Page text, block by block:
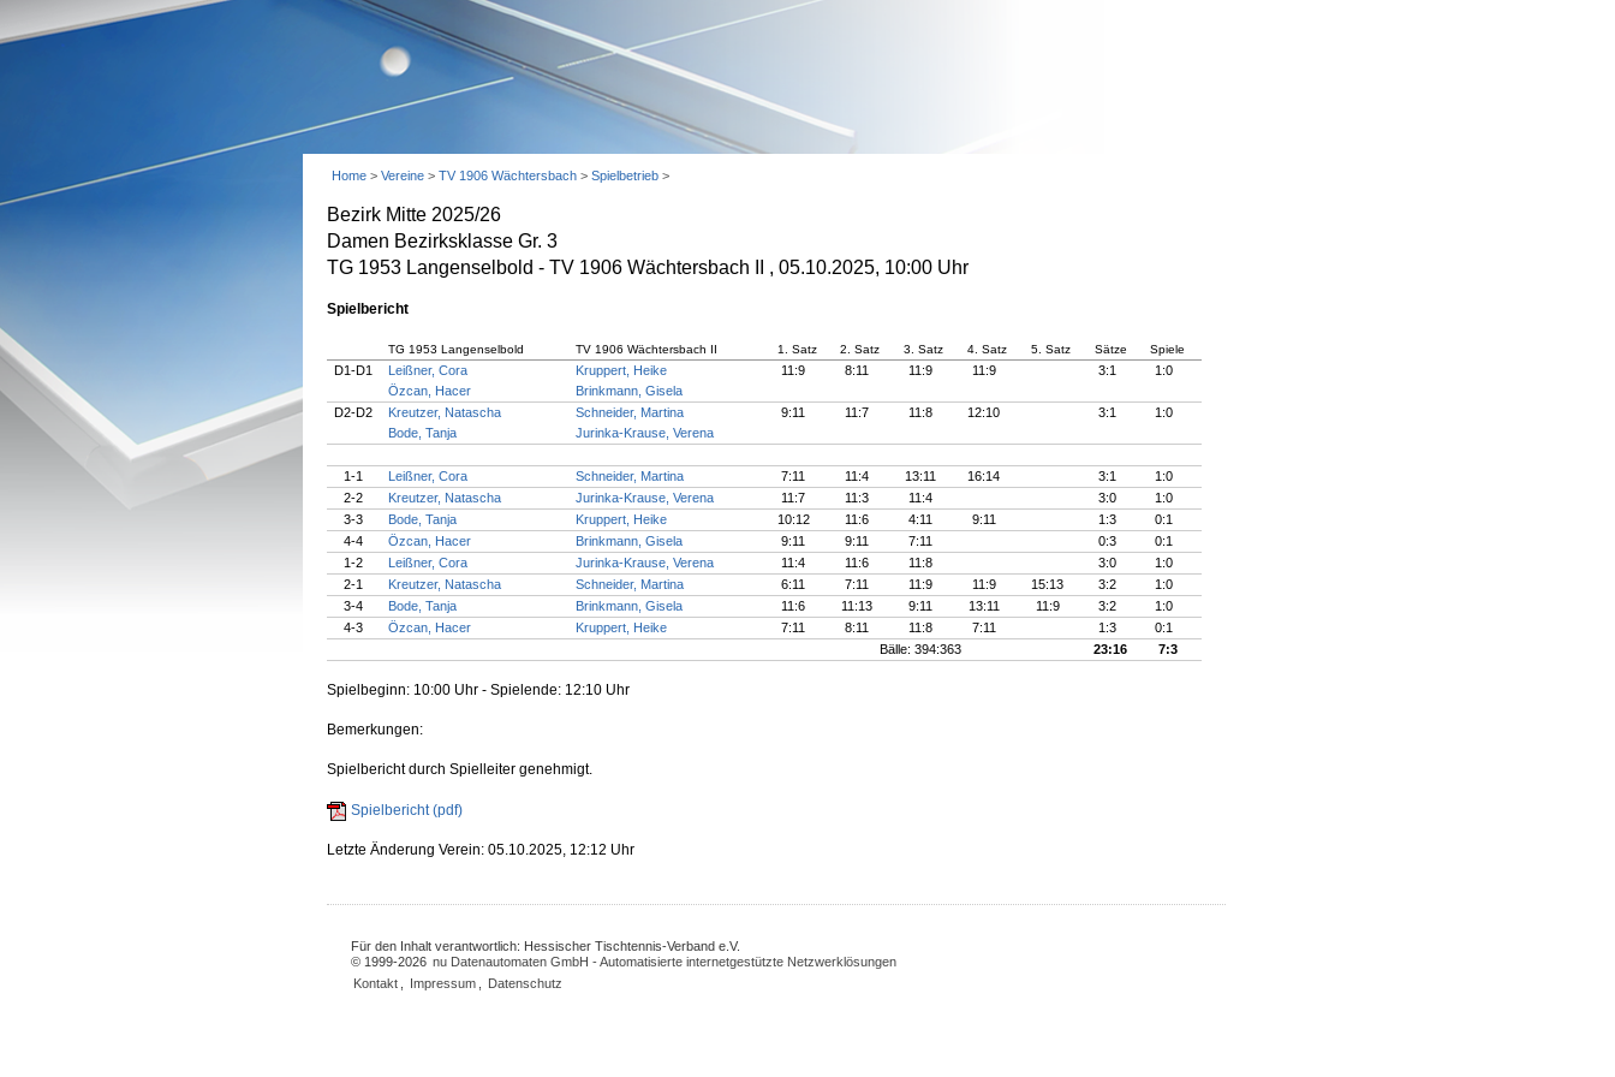
Home > Vereine > TV 1906 Wächtersbach > Spielbetrieb >
Bezirk Mitte 2025/26
Damen Bezirksklasse Gr. 3
TG 1953 Langenselbold - TV 1906 Wächtersbach II , 05.10.2025, 10:00 Uhr
Spielbericht
TG 1953 Langenselbold TV 1906 Wächtersbach II 1. Satz 2. Satz 3. Satz 4. Satz 5. Satz Sätze Spiele
D1-D1
Leißner, Cora
Özcan, Hacer
Kruppert, Heike
Brinkmann, Gisela
11:9 8:11 11:9 11:9 3:1 1:0
D2-D2
Kreutzer, Natascha
Bode, Tanja
Schneider, Martina
Jurinka-Krause, Verena
9:11 11:7 11:8 12:10 3:1 1:0
1-1 Leißner, Cora Schneider, Martina 7:11 11:4 13:11 16:14 3:1
1:0
2-2
Kreutzer, Natascha Jurinka-Krause, Verena 11:7 11:3 11:4 3:0
1:0
3-3
Bode, Tanja Kruppert, Heike 10:12 11:6 4:11 9:11 1:3
0:1
4-4
Özcan, Hacer Brinkmann, Gisela 9:11 9:11 7:11 0:3
0:1
1-2
Leißner, Cora Jurinka-Krause, Verena 11:4 11:6 11:8 3:0
1:0
2-1
Kreutzer, Natascha Schneider, Martina 6:11 7:11 11:9 11:9 15:13 3:2
1:0
3-4
Bode, Tanja Brinkmann, Gisela 11:6 11:13 9:11 13:11 11:9 3:2
1:0
4-3
Özcan, Hacer Kruppert, Heike 7:11 8:11 11:8 7:11 1:3
0:1
Bälle: 394:363
23:16 7:3
Spielbeginn: 10:00 Uhr - Spielende: 12:10 Uhr
Bemerkungen:
Spielbericht durch Spielleiter genehmigt.
Spielbericht (pdf)
Letzte Änderung Verein: 05.10.2025, 12:12 Uhr
Für den Inhalt verantwortlich: Hessischer Tischtennis-Verband e.V.
© 1999-2026 nu Datenautomaten GmbH - Automatisierte internetgestützte Netzwerklösungen
Kontakt
Impressum Datenschutz